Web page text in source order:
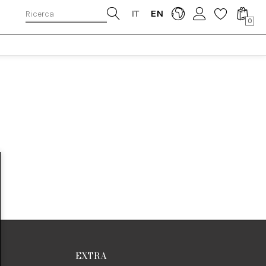
IT EN
0
EXTRA